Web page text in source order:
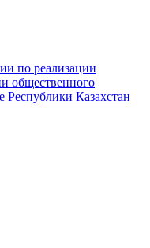
по реализации
общественного
Республики Казахстан